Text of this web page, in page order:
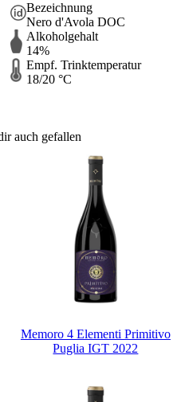
Bezeichnung
Nero d'Avola DOC
Alkoholgehalt
14%
Empf. Trinktemperatur
18/20 °C
auch gefallen
Memoro 4 Elementi Primitivo
Puglia IGT 2022